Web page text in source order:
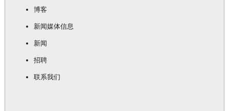
博客
新闻媒体信息
新闻
招聘
联系我们